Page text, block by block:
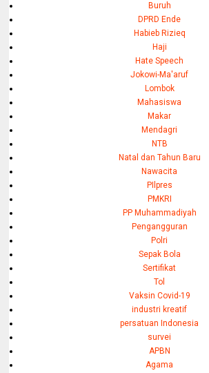
Buruh
DPRD Ende
Habieb Rizieq
Haji
Hate Speech
Jokowi-Ma'aruf
Lombok
Mahasiswa
Makar
Mendagri
NTB
Natal dan Tahun Baru
Nawacita
PIlpres
PMKRI
PP Muhammadiyah
Pengangguran
Polri
Sepak Bola
Sertifikat
Tol
Vaksin Covid-19
industri kreatif
persatuan Indonesia
survei
APBN
Agama